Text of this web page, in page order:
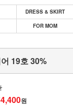
DRESS & SKIRT
FOR MOM
19호 30%
원